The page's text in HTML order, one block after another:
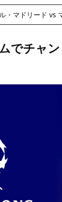
・マドリード vs
でチャ